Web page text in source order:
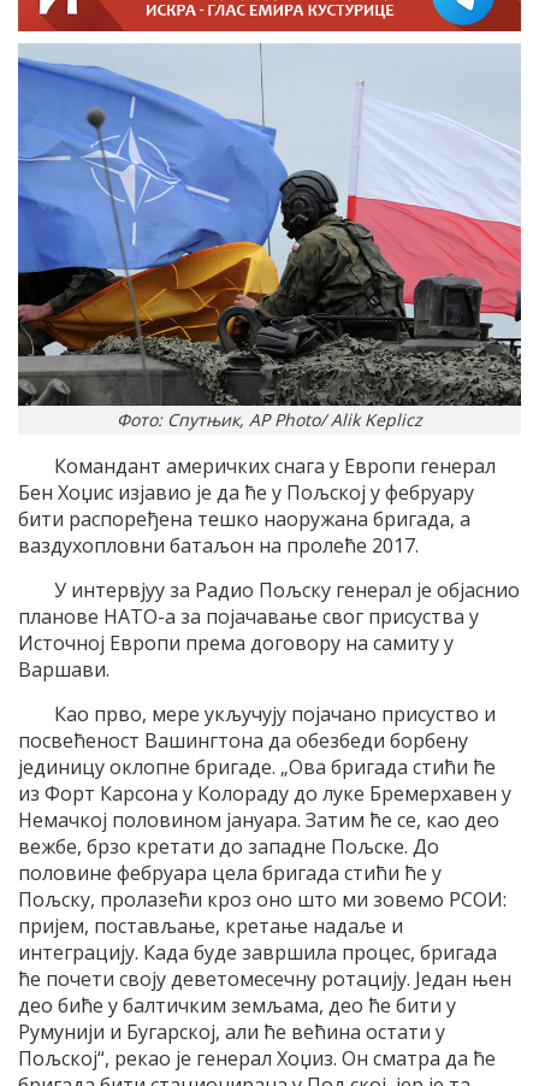
Фото: Спутњик, AP Photo/ Alik Keplicz
Командант америчких снага у Европи генерал
Бен Хоџис изјавио је да ће у Пољској у фебруару
бити распоређена тешко наоружана бригада, а
ваздухопловни батаљон на пролеће 2017.
У интервјуу за Радио Пољску генерал је објаснио
планове НАТО-а за појачавање свог присуства у
Источној Европи према договору на самиту у
Варшави.
Као прво, мере укључују појачано присуство и
посвећеност Вашингтона да обезбеди борбену
јединицу оклопне бригаде. „Ова бригада стићи ће
из Форт Карсона у Колораду до луке Бремерхавен у
Немачкој половином јануара. Затим ће се, као део
вежбе, брзо кретати до западне Пољске. До
половине фебруара цела бригада стићи ће у
Пољску, пролазећи кроз оно што ми зовемо РСОИ:
пријем, постављање, кретање надаље и
интеграцију. Када буде завршила процес, бригада
ће почети своју деветомесечну ротацију. Један њен
део биће у балтичким земљама, део ће бити у
Румунији и Бугарској, али ће већина остати у
Пољској“, рекао је генерал Хоџиз. Он сматра да ће